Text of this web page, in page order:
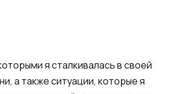
я сталкивалась в своей
а также ситуации, которые я